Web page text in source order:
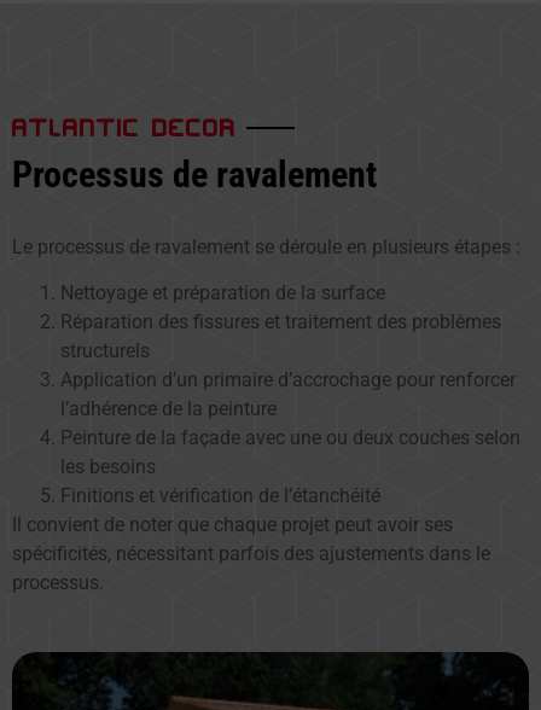
ATLANTIC DECOR
Processus de ravalement
Le processus de ravalement se déroule en plusieurs étapes :
Nettoyage et préparation de la surface
Réparation des fissures et traitement des problèmes
structurels
Application d’un primaire d’accrochage pour renforcer
l’adhérence de la peinture
Peinture de la façade avec une ou deux couches selon
les besoins
Finitions et vérification de l’étanchéité
Il convient de noter que chaque projet peut avoir ses
spécificités, nécessitant parfois des ajustements dans le
processus.